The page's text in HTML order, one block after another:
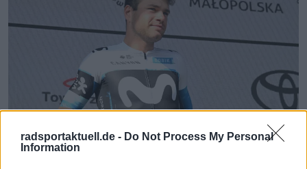
radsportaktuell.de - Do Not Process My Personal
Information